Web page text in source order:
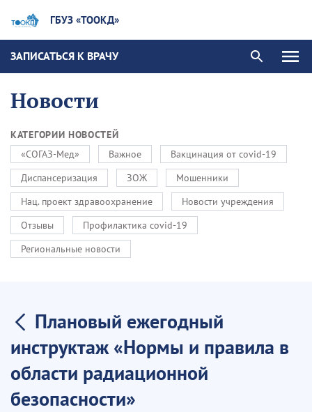
ГБУЗ «ТООКД»
ЗАПИСАТЬСЯ К ВРАЧУ
Новости
КАТЕГОРИИ НОВОСТЕЙ
«СОГАЗ-Мед»
Важное
Вакцинация от covid-19
Диспансеризация
ЗОЖ
Мошенники
Нац. проект здравоохранение
Новости учреждения
Отзывы
Профилактика covid-19
Региональные новости
Плановый ежегодный
инструктаж «Нормы и правила в
области радиационной
безопасности»